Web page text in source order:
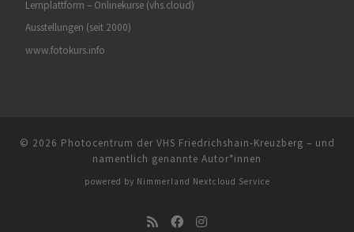
Lernplattform – Onlinekurse (vhs.cloud)
Ausstellungen (seit 2000)
www.fotokurs.info
© 2026 Photocentrum der VHS Friedrichshain-Kreuzberg – und
namentlich genannte Autor*innen
powered by Nimmerland Nextcloud Service